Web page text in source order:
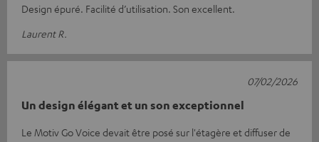
Design épuré. Facilité d’utilisation. Son excellent.
Laurent R.
Un design élégant et un son exceptionnel
Le Motiv Go Voice devait être posé sur l'étagère et diffuser de
07/02/2026